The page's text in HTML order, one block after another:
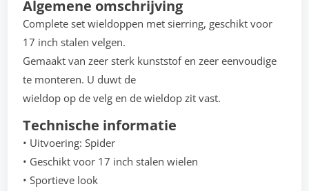
Algemene omschrijving
Complete set wieldoppen met sierring, geschikt voor
17 inch stalen velgen.
Gemaakt van zeer sterk kunststof en zeer eenvoudige
te monteren. U duwt de
wieldop op de velg en de wieldop zit vast.
Technische informatie
• Uitvoering: Spider
• Geschikt voor 17 inch stalen wielen
• Sportieve look